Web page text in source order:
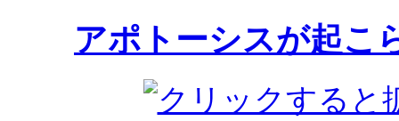
アポトーシスが起こ